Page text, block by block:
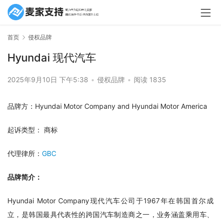
首页 侵权品牌
Hyundai 现代汽车
2025年9月10日 下午5:38 • 侵权品牌 • 阅读 1835
品牌方：Hyundai Motor Company and Hyundai Motor America
起诉类型： 商标
代理律所： GBC
品牌简介：
Hyundai Motor Company现代汽车公司于1967年在韩国首尔成
立，是韩国最具代表性的跨国汽车制造商之一，业务涵盖乘用车、